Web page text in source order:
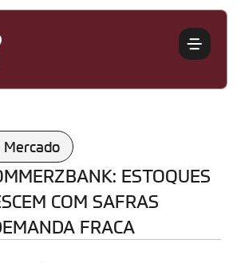
ESTOQUES
COM SAFRAS
FRACA